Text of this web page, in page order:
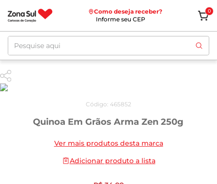
Como deseja receber?
Informe seu CEP
0
Pesquise aqui
Código: 465852
Quinoa Em Grãos Arma Zen 250g
Ver mais produtos desta marca
Adicionar produto a lista